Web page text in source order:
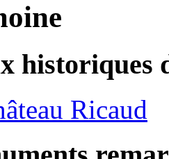
historiques
Ricaud